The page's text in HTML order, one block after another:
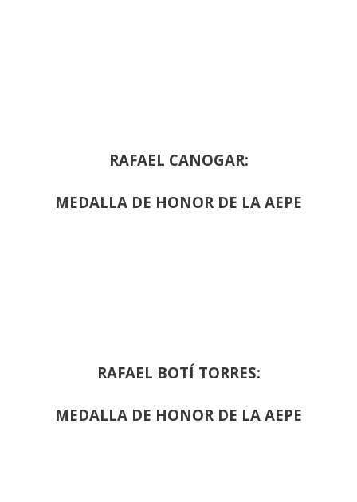
RAFAEL CANOGAR:
MEDALLA DE HONOR DE LA AEPE
RAFAEL BOTÍ TORRES:
MEDALLA DE HONOR DE LA AEPE